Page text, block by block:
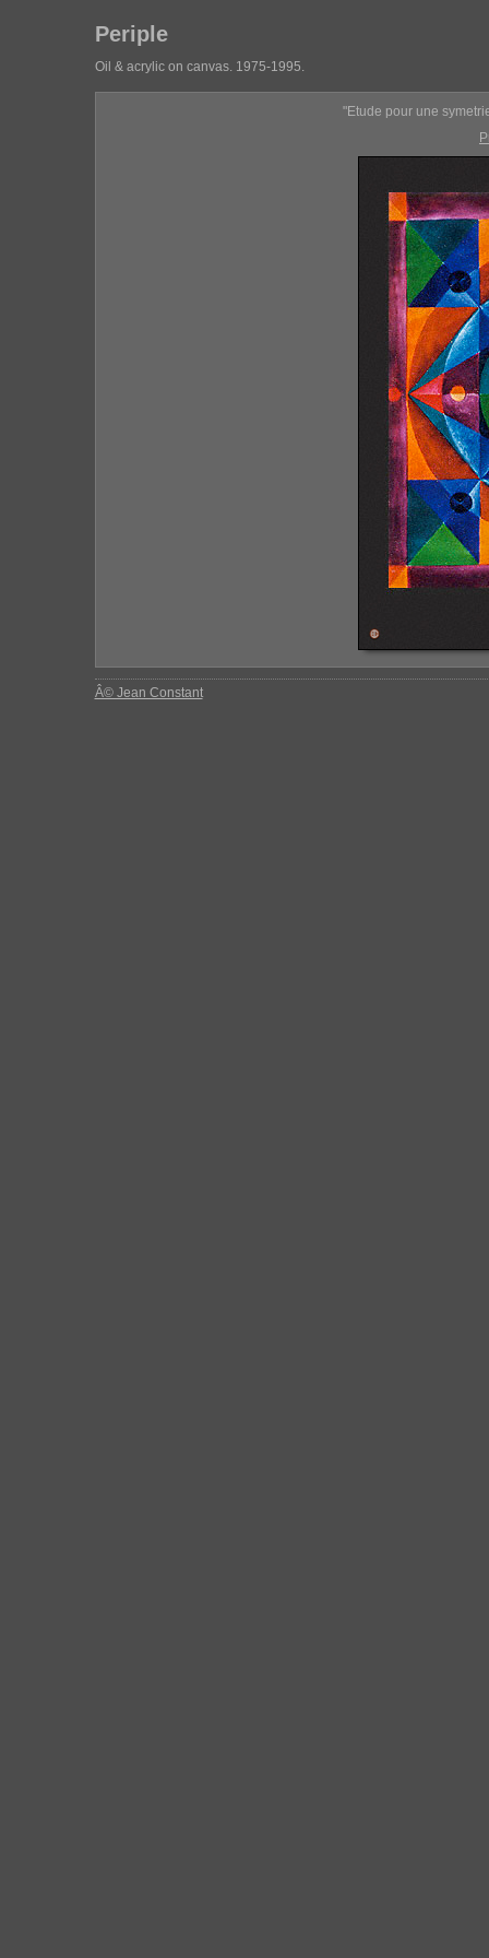
Periple
Oil & acrylic on canvas. 1975-1995.
"Etude pour une
Â© Jean Constant